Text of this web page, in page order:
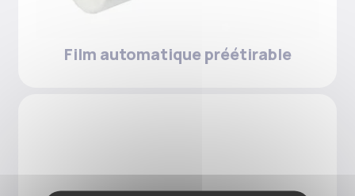
Film automatique préétirable